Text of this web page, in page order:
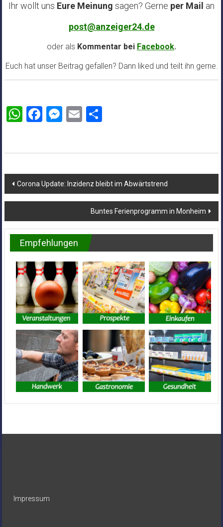
Ihr wollt uns Eure Meinung sagen? Gerne per Mail an
post@anzeiger24.de
oder als Kommentar bei Facebook.
Euch hat unser Beitrag gefallen? Dann liked und teilt ihn gerne.
WhatsApp
Facebook
Messenger
EmailTeilen
Beitragsnavigation
Corona Update: Inzidenz bleibt im Abwärtstrend
Buntes Ferienprogramm in Monheim
Empfehlungen
Impressum